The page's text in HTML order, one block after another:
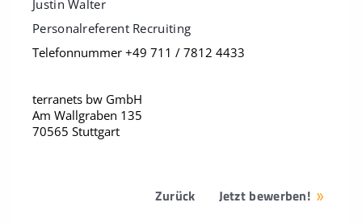
Justin Walter
Personalreferent Recruiting
Telefonnummer +49 711 / 7812 4433
terranets bw GmbH
Am Wallgraben 135
70565 Stuttgart
Zurück Jetzt bewerben!